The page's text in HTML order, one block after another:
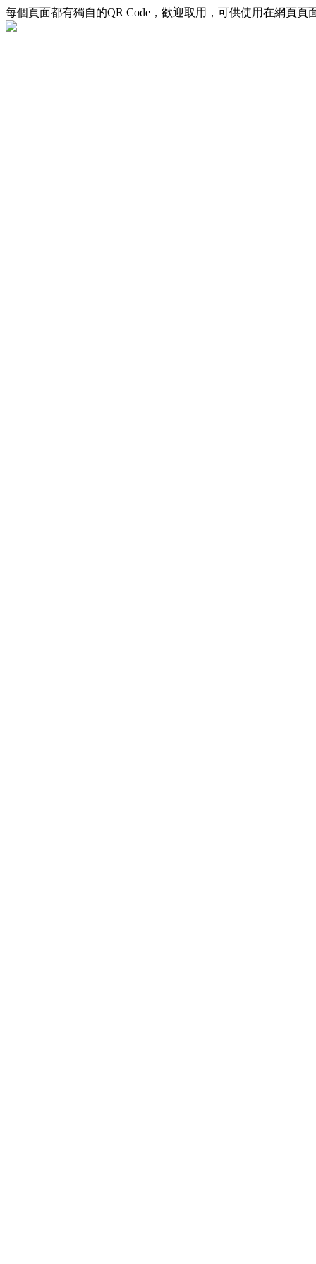
每個頁面都有獨自的QR Code，歡迎取用，可供使用在網頁頁